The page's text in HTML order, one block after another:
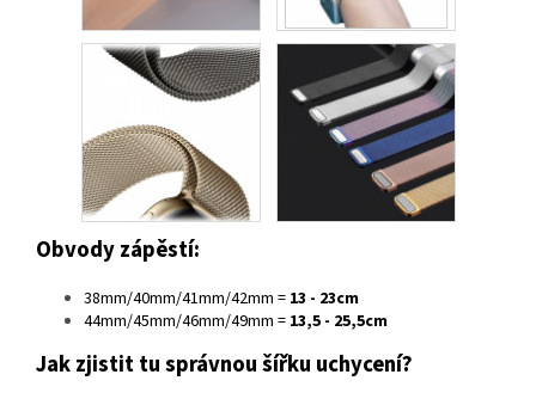
Obvody zápěstí:
38mm/40mm/41mm/42mm = 13 - 23cm
44mm/45mm/46mm/49mm = 13,5 - 25,5cm
Jak zjistit tu správnou šířku uchycení?